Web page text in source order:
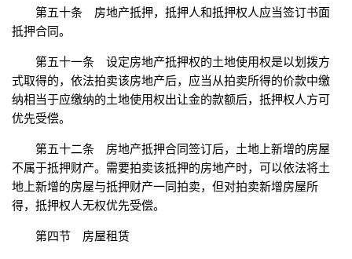
第五十条 房地产抵押，抵押人和抵押权人应当签订书面
抵押合同。
第五十一条 设定房地产抵押权的土地使用权是以划拨方
式取得的，依法拍卖该房地产后，应当从拍卖所得的价款中缴
纳相当于应缴纳的土地使用权出让金的款额后，抵押权人方可
优先受偿。
第五十二条 房地产抵押合同签订后，土地上新增的房屋
不属于抵押财产。需要拍卖该抵押的房地产时，可以依法将土
地上新增的房屋与抵押财产一同拍卖，但对拍卖新增房屋所
得，抵押权人无权优先受偿。
第四节 房屋租赁